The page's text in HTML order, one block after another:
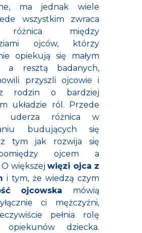
ma jednak wiele
wszystkim zwraca
różnica między
ojców, którzy
opiekują się małym
a resztą badanych,
przyszli ojcowie i
rodzin o bardziej
układzie ról. Przede
uderza różnica w
budujących się
tym jak rozwija się
ojcem a
O większejwięzi ojca z
i tym, że wiedzą czym
ojcowska mówią
ci mężczyźni,
pełnia rolę
opiekunów dziecka.